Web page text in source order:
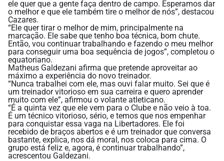
ele quer que a gente faça dentro de campo. Esperamos dar
o melhor e que ele também tire o melhor de nós”, destacou
Cazares.
“Ele quer tirar o melhor de mim, principalmente na
marcação. Ele sabe que tenho boa técnica, bom chute.
Então, vou continuar trabalhando e fazendo o meu melhor
para conseguir uma boa sequência de jogos”, completou o
equatoriano.
Matheus Galdezani afirma que pretende aproveitar ao
máximo a experiência do novo treinador.
“Nunca trabalhei com ele, mas ouvi falar muito. Sei que é
um treinador vitorioso em sua carreira e quero aprender
muito com ele”, afirmou o volante atleticano.
“É a quinta vez que ele vem para o Clube e não veio à toa.
É um técnico vitorioso, sério, e temos que nos empenhar
para conquistar essa vaga na Libertadores. Ele foi
recebido de braços abertos e é um treinador que conversa
bastante, explica, nos dá moral, nos coloca para cima. O
grupo está feliz e, agora, é continuar trabalhando”,
acrescentou Galdezani.